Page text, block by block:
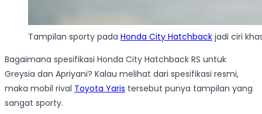
Tampilan sporty pada Honda City Hatchback jadi ciri
Bagaimana spesifikasi Honda City Hatchback RS untuk
Greysia dan Apriyani? Kalau melihat dari spesifikasi resmi,
maka mobil rival Toyota Yaris tersebut punya tampilan yang
sangat sporty.